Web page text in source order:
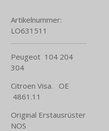
Artikelnummer:
LO631511
Peugeot 104 204
304
Citroen Visa. OE
4861.11
Original Erstausrüster
NOS